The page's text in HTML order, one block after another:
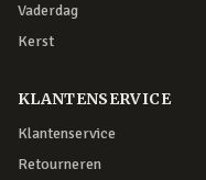
Vaderdag
Kerst
KLANTENSERVICE
Klantenservice
Retourneren